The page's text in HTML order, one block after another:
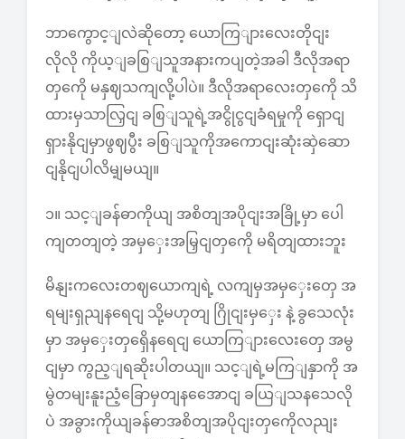
ဘာကွောင့ျလဲဆိုတော့ ယောကြျားလေးတိုငျး
လိုလို ကိုယ့ျခစြျသူအနားကပျတဲ့အခါ ဒီလိုအရာ
တှကေို မနှဈသကျလို့ပါပဲ။ ဒီလိုအရာလေးတှကေို သိ
ထားမှသာလြှငျ ခစြျသူရဲ့အငွိုငွငျခံရမှုကို ရှောငျ
ရှားနိုငျမှာဖွဈပွီး ခစြျသူကိုအကောငျးဆုံးဆှဲဆော
ငျနိုငျပါလိမ့ျမယျ။
၁။ သင့ျခန်ဓာကိုယျ အစိတျအပိုငျးအခြို့မှာ ပေါ
ကျတတျတဲ့ အမှှေးအမြှငျတှကေို မရိတျထားဘူး
မိနျးကလေးတဈယောကျရဲ့ လကျမှအမှှေးတှေ အ
ရမျးရှညျနရေငျ သို့မဟုတျ ဂြိုငျးမှှေး နဲ့ ခွသေလုံး
မှာ အမှှေးတှရှေိနရေငျ ယောကြျားလေးတှေ အမွ
ငျမှာ ကွည့ျရဆိုးပါတယျ။ သင့ျရဲ့မကြျနှာကို အ
မွဲတမျးနူးညံ့ခြောမှတျနအေောငျ ခယြျသနသေလို
ပဲ အခွားကိုယျခန်ဓာအစိတျအပိုငျးတှကေိုလညျး